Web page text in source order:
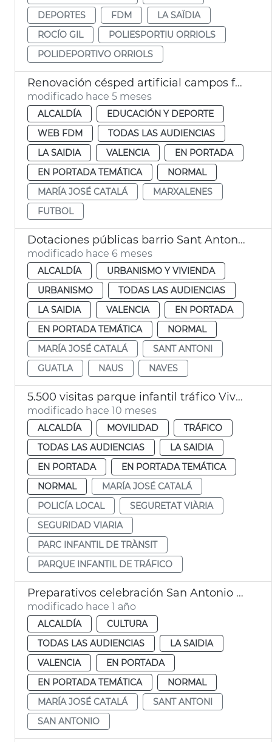
DEPORTES
FDM
LA SAÏDIA
ROCÍO GIL
POLIESPORTIU ORRIOLS
POLIDEPORTIVO ORRIOLS
Renovación césped artificial campos fútbol Marxalenes
modificado hace 5 meses
ALCALDÍA
EDUCACIÓN Y DEPORTE
WEB FDM
TODAS LAS AUDIENCIAS
LA SAIDIA
VALENCIA
EN PORTADA
EN PORTADA TEMÁTICA
NORMAL
MARÍA JOSÉ CATALÁ
MARXALENES
FUTBOL
Dotaciones públicas barrio Sant Antoni València
modificado hace 6 meses
ALCALDÍA
URBANISMO Y VIVIENDA
URBANISMO
TODAS LAS AUDIENCIAS
LA SAIDIA
VALENCIA
EN PORTADA
EN PORTADA TEMÁTICA
NORMAL
MARÍA JOSÉ CATALÁ
SANT ANTONI
GUATLA
NAUS NAVES
5.500 visitas parque infantil tráfico Vivers València
modificado hace 10 meses
ALCALDÍA MOVILIDAD
TRÁFICO
TODAS LAS AUDIENCIAS
LA SAIDIA
EN PORTADA
EN PORTADA TEMÁTICA
NORMAL
MARÍA JOSÉ CATALÁ
POLICÍA LOCAL
SEGURETAT VIÀRIA
SEGURIDAD VIARIA
PARC INFANTIL DE TRÀNSIT
PARQUE INFANTIL DE TRÁFICO
Preparativos celebración San Antonio València
modificado hace 1 año
ALCALDÍA
CULTURA
TODAS LAS AUDIENCIAS
LA SAIDIA
VALENCIA
EN PORTADA
EN PORTADA TEMÁTICA
NORMAL
MARÍA JOSÉ CATALÁ
SANT ANTONI
SAN ANTONIO